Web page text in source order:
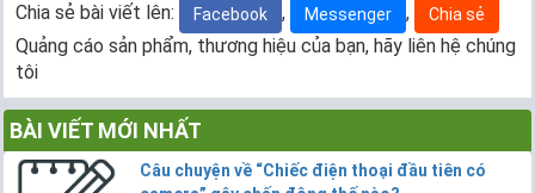
Chia sẻ bài viết lên: Facebook , Messenger , Chia sẻ
Quảng cáo sản phẩm, thương hiệu của bạn, hãy liên hệ chúng
tôi
BÀI VIẾT MỚI NHẤT
Câu chuyện về “Chiếc điện thoại đầu tiên có